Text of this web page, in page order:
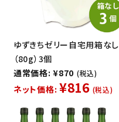
ゆずきちゼリー自宅用箱なし
（80g）3個
通常価格: ¥870 (税込)
ネット価格: ¥816 (税込)